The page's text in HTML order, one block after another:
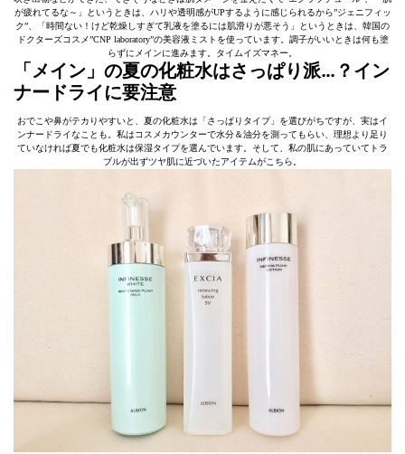
が疲れてるな～」というときは、ハリや透明感がUPするように感じられるから”ジェニフィッ
ク”、「時間ない！けど乾燥しすぎて乳液を塗るには肌滑りが悪そう」というときは、韓国の
ドクターズコスメ”CNP laboratory”の美容液ミストを使っています。調子がいいときは何も塗
らずにメインに進みます。タイムイズマネー。
「メイン」の夏の化粧水はさっぱり派…？イン
ナードライに要注意
おでこや鼻がテカりやすいと、夏の化粧水は「さっぱりタイプ」を選びがちですが、実はイ
ンナードライなことも。私はコスメカウンターで水分＆油分を測ってもらい、理想より足り
ていなければ夏でも化粧水は保湿タイプを選んでいます。そして、私の肌にあっていてトラ
ブルが出ずツヤ肌に近づいたアイテムがこちら。